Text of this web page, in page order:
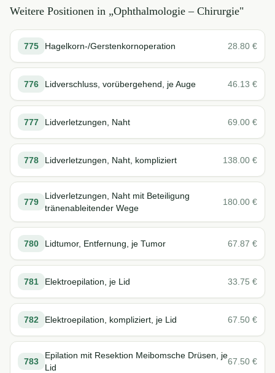
Weitere Positionen in „Ophthalmologie – Chirurgie"
775 Hagelkorn-/Gerstenkornoperation 28.80 €
776 Lidverschluss, vorübergehend, je Auge 46.13 €
777 Lidverletzungen, Naht 69.00 €
778 Lidverletzungen, Naht, kompliziert 138.00 €
779
Lidverletzungen, Naht mit Beteiligung
tränenableitender Wege
180.00 €
780 Lidtumor, Entfernung, je Tumor 67.87 €
781 Elektroepilation, je Lid 33.75 €
782 Elektroepilation, kompliziert, je Lid 67.50 €
783
Epilation mit Resektion Meibomsche Drüsen, je
Lid
67.50 €